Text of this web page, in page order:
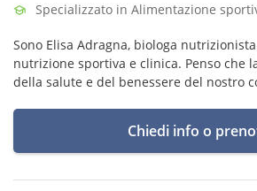
Specializzato in Alimentazione
Sono Elisa Adragna, biologa
nutrizione sportiva e clinica. Penso che
della salute e del benessere del nostro
Chiedi info o